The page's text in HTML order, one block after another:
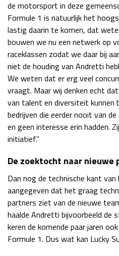
de motorsport in deze
Formule 1 is natuurlijk het
lastig daarin te komen, dat
bouwen we nu een netwerk op
raceklassen zodat we daar bij
niet de houding van Andretti
We weten dat er erg veel
vraagt. Maar wij denken echt
van talent en diversiteit kunnen
bedrijven die eerder nooit van
en geen interesse erin hadden.
initiatief.”
De zoektocht naar nieuwe
Dan nog de technische kant
aangegeven dat het graag
partners ziet van de nieuwe
haalde Andretti bijvoorbeeld de
keren de komende paar jaren
Formule 1. Dus wat kan Lucky